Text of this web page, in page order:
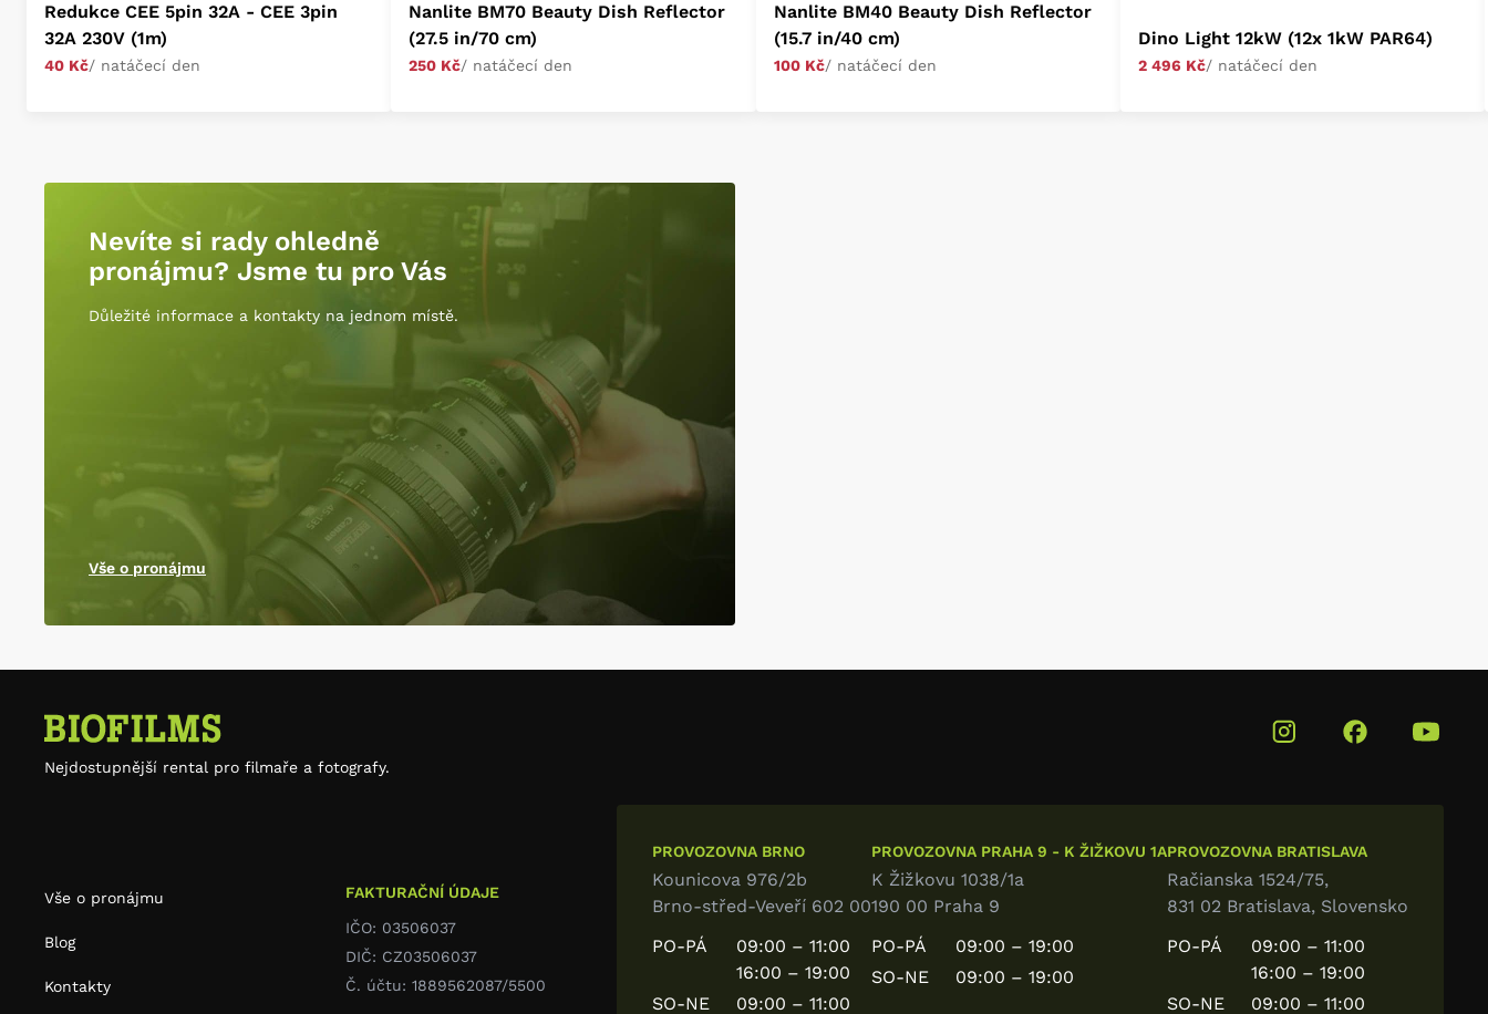
Redukce CEE 5pin 32A - CEE 3pin
32A 230V (1m)
40 Kč/ natáčecí den
Nanlite BM70 Beauty Dish Reflector
(27.5 in/70 cm)
250 Kč/ natáčecí den
Nanlite BM40 Beauty Dish Reflector
(15.7 in/40 cm)
100 Kč/ natáčecí den
Dino Light 12kW (12x 1kW PAR64)
2 496 Kč/ natáčecí den
Nevíte si rady ohledně
pronájmu? Jsme tu pro Vás
Důležité informace a kontakty na jednom místě.
Vše o pronájmu
Nejdostupnější rental pro filmaře a fotografy.
Vše o pronájmu
Blog
Kontakty
FAKTURAČNÍ ÚDAJE
IČO: 03506037
DIČ: CZ03506037
Č. účtu: 1889562087/5500
PROVOZOVNA BRNO
Kounicova 976/2b
Brno-střed-Veveří 602 00
PO-PÁ
09:00 – 11:00
16:00 – 19:00
SO-NE
09:00 – 11:00
PROVOZOVNA PRAHA 9 - K ŽIŽKOVU 1A
K Žižkovu 1038/1a
190 00 Praha 9
PO-PÁ
09:00 – 19:00
SO-NE
09:00 – 19:00
PROVOZOVNA BRATISLAVA
Račianska 1524/75,
831 02 Bratislava, Slovensko
PO-PÁ
09:00 – 11:00
16:00 – 19:00
SO-NE
09:00 – 11:00